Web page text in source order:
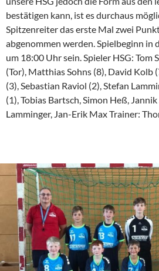
bestätigen kann, ist es durchaus
Spitzenreiter das erste Mal zwei
abgenommen werden. Spielbeginn in
um 18:00 Uhr sein. Spieler HSG: Tom
(Tor), Matthias Sohns (8), David Kolb
(3), Sebastian Raviol (2), Stefan
(1), Tobias Bartsch, Simon Heß,
Lamminger, Jan-Erik Max Trainer: